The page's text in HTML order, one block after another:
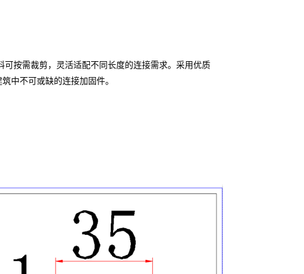
按需裁剪，灵活适配不同长度的连接需求。采用优质
中不可或缺的连接加固件。